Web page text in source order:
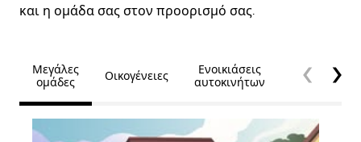
και η ομάδα σας στον προορισμό σας.
Μεγάλες
ομάδες
Οικογένειες
Ενοικιάσεις
αυτοκινήτων